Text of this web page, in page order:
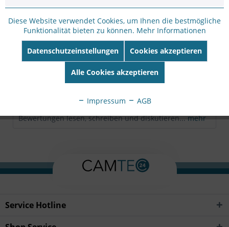
Hersteller Artikel-
EAN:
6954273608323
Beschreibung
Hik white Aluminum alloy with junction box
130×182×120mmmehr
Bewertungen lesen, schreiben und diskutieren...mehr
Service Hotline
Diese Website verwendet Cookies, um Ihnen die bestmögliche
Funktionalität bieten zu können. Mehr Informationen
Datenschutzeinstellungen Cookies akzeptieren
Alle Cookies akzeptieren
Impressum AGB